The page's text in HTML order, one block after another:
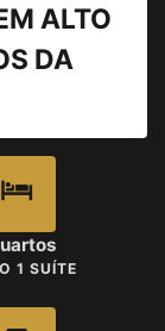
ALTO
DA
1 SUÍTE